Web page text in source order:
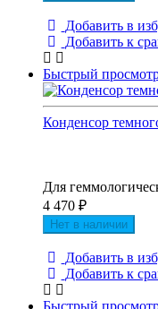
Добавить в
Добавить к
Быстрый
Конденсор
Для
4 470 ₽
Нет в наличии
Добавить в
Добавить к
Быстрый